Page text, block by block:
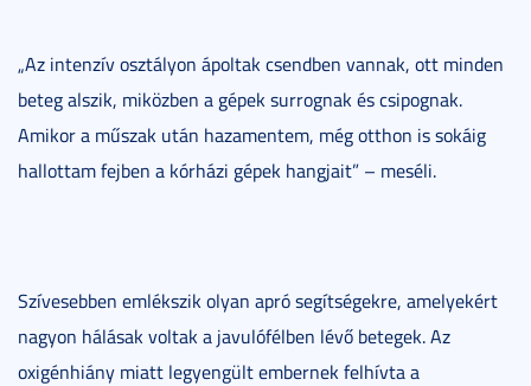
„Az intenzív osztályon ápoltak csendben vannak, ott minden
beteg alszik, miközben a gépek surrognak és csipognak.
Amikor a műszak után hazamentem, még otthon is sokáig
hallottam fejben a kórházi gépek hangjait” – meséli.
Szívesebben emlékszik olyan apró segítségekre, amelyekért
nagyon hálásak voltak a javulófélben lévő betegek. Az
oxigénhiány miatt legyengült embernek felhívta a